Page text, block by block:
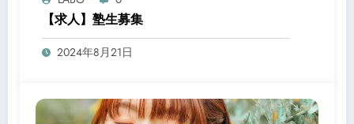
【求人】塾生募集
2024年8月21日